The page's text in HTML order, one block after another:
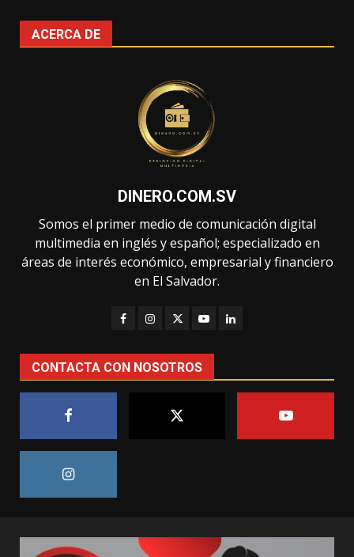
ACERCA DE
DINERO.COM.SV
Somos el primer medio de comunicación digital
multimedia en inglés y español; especializado en
áreas de interés económico, empresarial y financiero
en El Salvador.
CONTACTA CON NOSOTROS